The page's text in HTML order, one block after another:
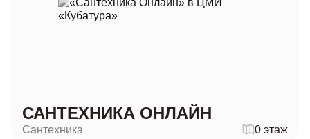
САНТЕХНИКА ОНЛАЙН
Сантехника 0 этаж